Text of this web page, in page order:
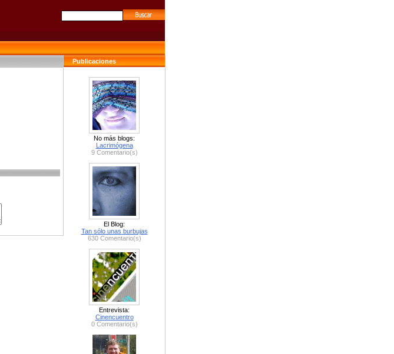
Publicaciones
No más blogs:
Lacrimógena
9 Comentario(s)
El Blog:
Tan sólo unas burbujas
630 Comentario(s)
Entrevista:
Cinencuentro
0 Comentario(s)